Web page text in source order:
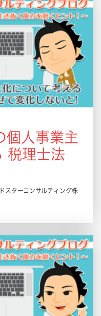
個人事業主
税理士法
ターコンサルティング株